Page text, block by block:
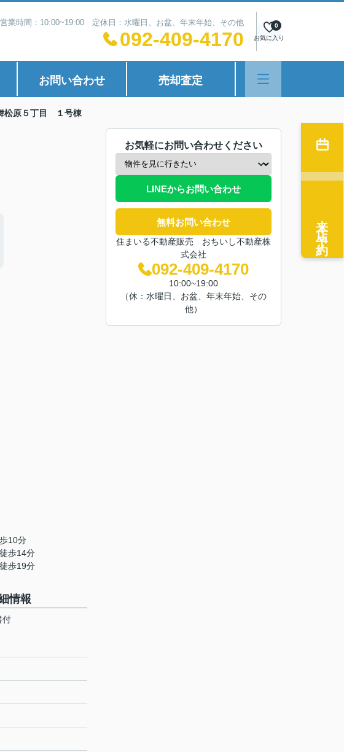
営業時間：10:00~19:00 定休日：水曜日、お盆、年末年始、その他
092-409-4170 お気に入り
0
お問い合わせ 売却査定
松原５丁目 １号棟
10分
歩14分
歩19分
情報
付
お気軽にお問い合わせください
LINEからお問い合わせ
無料お問い合わせ
住まいる不動産販売 おちいし不動産株
式会社
092-409-4170
10:00~19:00
（休：水曜日、お盆、年末年始、その
他）
来店予約